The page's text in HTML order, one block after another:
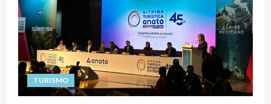
TURISMO